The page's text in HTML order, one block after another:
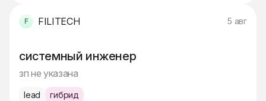
FILITECH 5 авг
системный инженер
зп не указана
lead гибрид